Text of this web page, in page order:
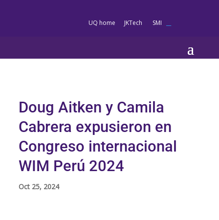
UQ home JKTech SMI
Doug Aitken y Camila
Cabrera expusieron en
Congreso internacional
WIM Perú 2024
Oct 25, 2024